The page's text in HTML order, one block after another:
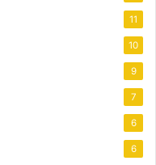
11
10
9
7
6
6